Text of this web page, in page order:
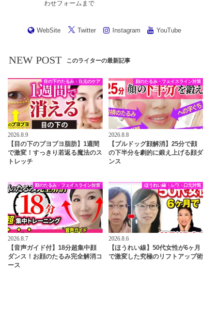
わせフォーム まで
WebSite Twitter Instagram YouTube
NEW POST このライターの最新記事
目の下のたるみ・目元のケア
2026.8.9
【目の下のブヨブヨ脂肪】1週間
で激変！すっきり若返る魔法のス
トレッチ
顔のたるみ・フェイスライン対策
2026.8.8
【ブルドッグ顔解消】25分で顔
の下半分を劇的に鍛え上げる顔ダ
ンス
顔のたるみ・フェイスライン対策
2026.8.7
【音声ガイド付】18分超集中顔
ダンス！お顔のたるみ完全解消コ
ース
ほうれい線・シワ・口元対策
2026.8.6
【ほうれい線】50代女性が6ヶ月
で激変した究極のリフトアップ術